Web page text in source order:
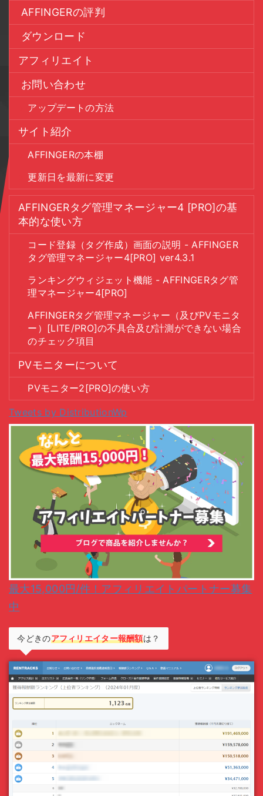
AFFINGERの評判
ダウンロード
アフィリエイト
お問い合わせ
アップデートの方法
サイト紹介
AFFINGERの本棚
更新日を最新に変更
AFFINGERタグ管理マネージャー4 [PRO]の基
本的な使い方
コード登録（タグ作成）画面の説明 - AFFINGER
タグ管理マネージャー4[PRO] ver4.3.1
ランキングウィジェット機能 - AFFINGERタグ管
理マネージャー4[PRO]
AFFINGERタグ管理マネージャー（及びPVモニタ
ー）[LITE/PRO]の不具合及び計測ができない場合
のチェック項目
PVモニターについて
PVモニター2[PRO]の使い方
Tweets by DistributionWp
最大15,000円/件！アフィリエイトパートナー募集
中
今どきのアフィリエイター報酬額は？